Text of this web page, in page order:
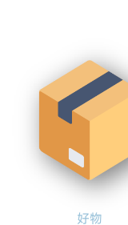
好物